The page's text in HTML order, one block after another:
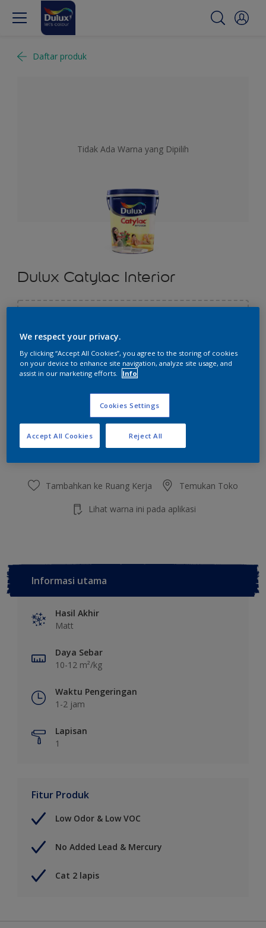
Daftar produk
Tidak Ada Warna yang Dipilih
Dulux Catylac Interior
Ukuran
Kalkulator cat
Tambahkan ke Ruang Kerja Temukan Toko
Lihat warna ini pada aplikasi
Informasi utama
Hasil Akhir
Matt
Daya Sebar
10-12 m²/kg
Waktu Pengeringan
1-2 jam
Lapisan
1
Fitur Produk
Low Odor & Low VOC
No Added Lead & Mercury
Cat 2 lapis
We respect your privacy.
By clicking “Accept All Cookies”, you agree to the storing of cookies
on your device to enhance site navigation, analyze site usage, and
assist in our marketing efforts.
Info
Cookies Settings
Reject All
Accept All Cookies